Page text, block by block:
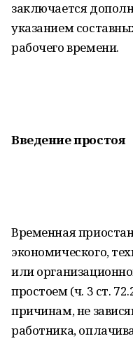
заключается
указанием
рабочего времени.
Введение простоя
Временная
экономического,
или
простоем (ч. 3 ст.
причинам, не
работника,